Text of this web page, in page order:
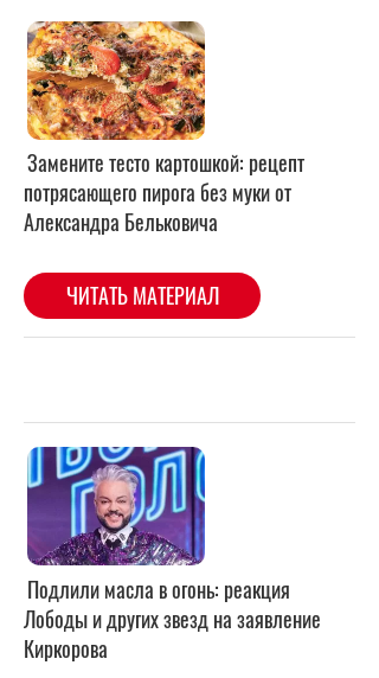
Подлили масла в огонь: реакция
Лободы и других звезд на заявление
Киркорова